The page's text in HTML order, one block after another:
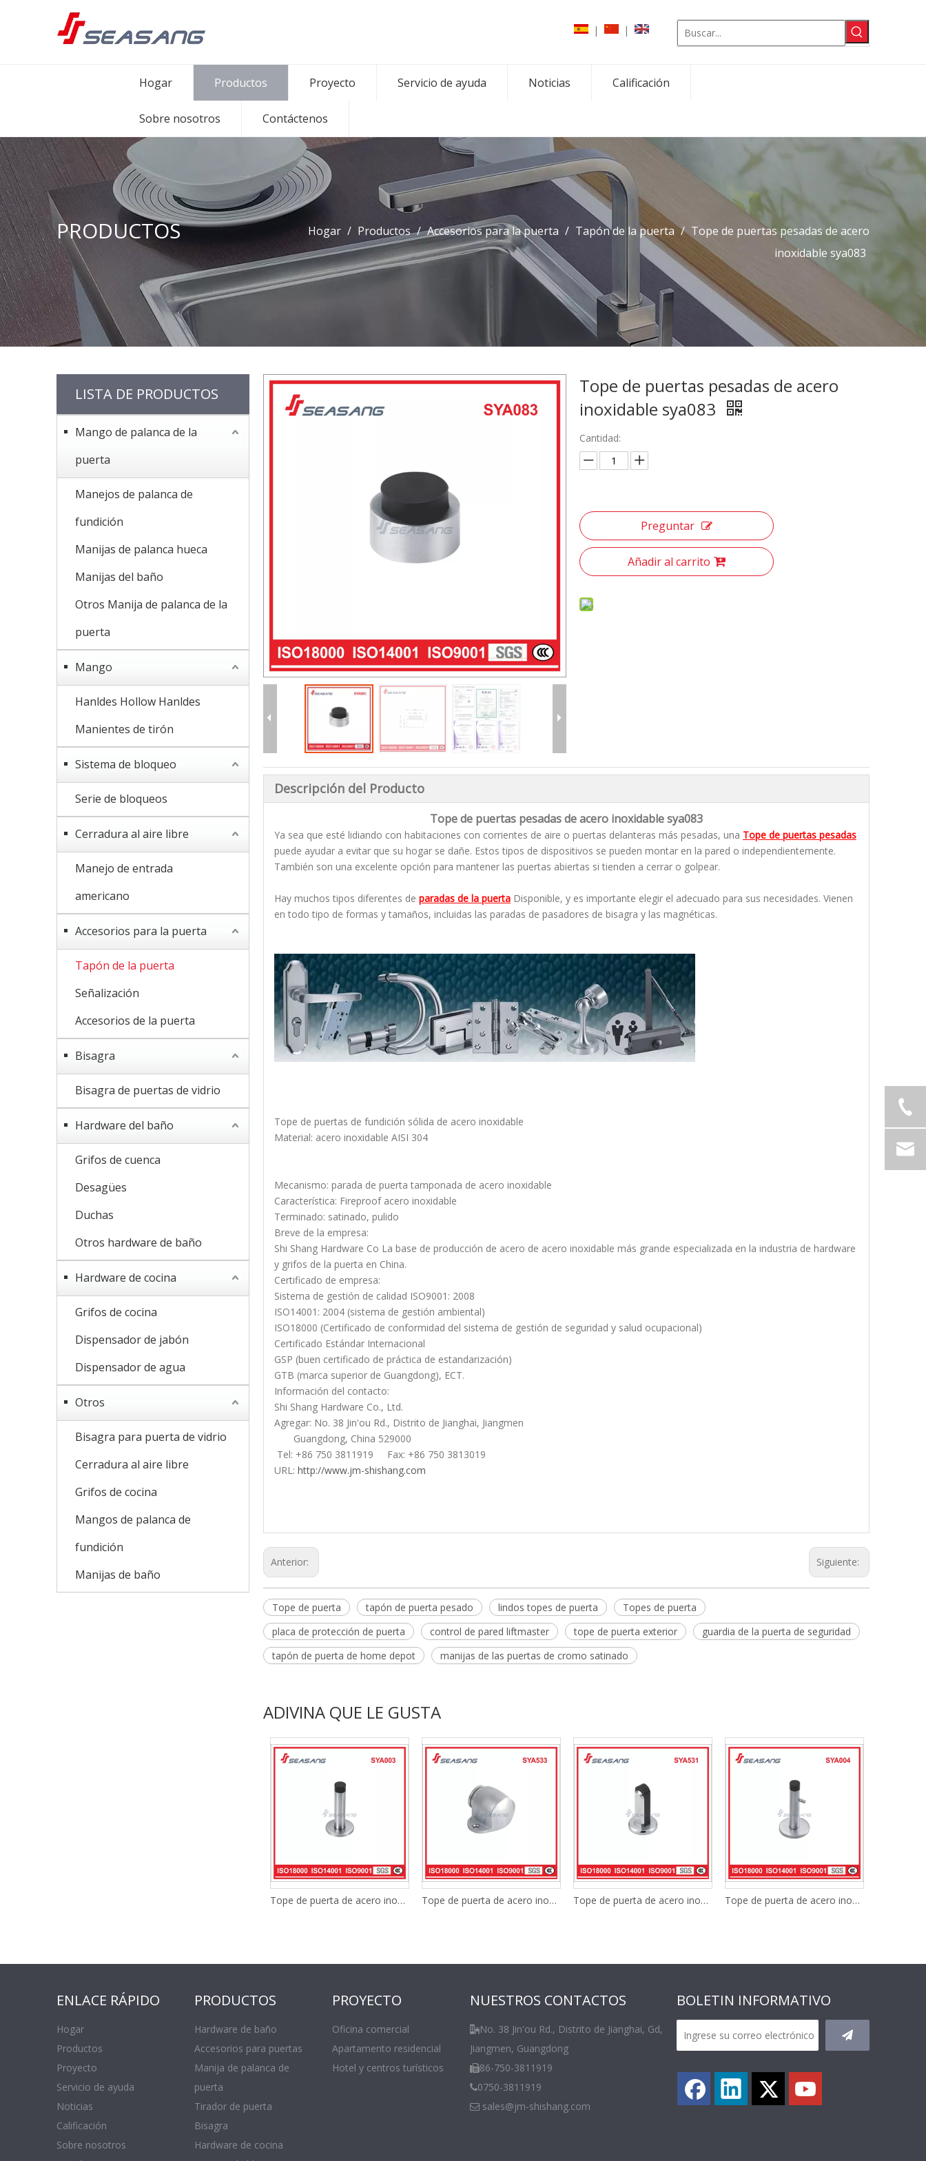
| |
Hogar Productos Proyecto Servicio de ayuda Noticias Calificación
Sobre nosotros Contáctenos
PRODUCTOS Hogar / Productos / Accesorios para la puerta / Tapón de la puerta / Tope de puertas pesadas de acero
inoxidable sya083
LISTA DE PRODUCTOS
Mango de palanca de la
puerta
Manejos de palanca de
fundición
Manijas de palanca hueca
Manijas del baño
Otros Manija de palanca de la
puerta
Mango
Hanldes Hollow Hanldes
Manientes de tirón
Sistema de bloqueo
Serie de bloqueos
Cerradura al aire libre
Manejo de entrada
americano
Accesorios para la puerta
Tapón de la puerta
Señalización
Accesorios de la puerta
Bisagra
Bisagra de puertas de vidrio
Hardware del baño
Grifos de cuenca
Desagües
Duchas
Otros hardware de baño
Hardware de cocina
Grifos de cocina
Dispensador de jabón
Dispensador de agua
Otros
Bisagra para puerta de vidrio
Cerradura al aire libre
Grifos de cocina
Mangos de palanca de
fundición
Manijas de baño
Tope de puertas pesadas de acero
inoxidable sya083
Cantidad:
Preguntar
Añadir al carrito
Descripción del Producto
Tope de puertas pesadas de acero inoxidable sya083
Ya sea que esté lidiando con habitaciones con corrientes de aire o puertas delanteras más pesadas, una Tope de puertas pesadas
puede ayudar a evitar que su hogar se dañe. Estos tipos de dispositivos se pueden montar en la pared o independientemente.
También son una excelente opción para mantener las puertas abiertas si tienden a cerrar o golpear.
Hay muchos tipos diferentes de paradas de la puerta Disponible, y es importante elegir el adecuado para sus necesidades. Vienen
en todo tipo de formas y tamaños, incluidas las paradas de pasadores de bisagra y las magnéticas.
Tope de puertas de fundición sólida de acero inoxidable
Material: acero inoxidable AISI 304
Mecanismo: parada de puerta tamponada de acero inoxidable
Característica: Fireproof acero inoxidable
Terminado: satinado, pulido
Breve de la empresa:
Shi Shang Hardware Co La base de producción de acero de acero inoxidable más grande especializada en la industria de hardware
y grifos de la puerta en China.
Certificado de empresa:
Sistema de gestión de calidad ISO9001: 2008
ISO14001: 2004 (sistema de gestión ambiental)
ISO18000 (Certificado de conformidad del sistema de gestión de seguridad y salud ocupacional)
Certificado Estándar Internacional
GSP (buen certificado de práctica de estandarización)
GTB (marca superior de Guangdong), ECT.
Información del contacto:
Shi Shang Hardware Co., Ltd.
Agregar: No. 38 Jin'ou Rd., Distrito de Jianghai, Jiangmen
Guangdong, China 529000
Tel: +86 750 3811919 Fax: +86 750 3813019
URL: http://www.jm-shishang.com
Anterior: Siguiente:
Tope de puerta tapón de puerta pesado lindos topes de puerta
Topes de puerta
placa de protección de puerta
control de pared liftmaster tope de puerta exterior
guardia de la puerta de seguridad
tapón de puerta de home depot
manijas de las puertas de cromo satinado
ADIVINA QUE LE GUSTA
Tope de puerta de acero inoxidable de alta calidad SYA003 Tope de puerta de acero inoxidable Sya533 Tope de puerta de acero inoxidable Sya531 Tope de puerta de acero inoxidable de alta calidad Sya004
ENLACE RÁPIDO
Hogar
Productos
Proyecto
Servicio de ayuda
Noticias
Calificación
Sobre nosotros
PRODUCTOS
Hardware de baño
Accesorios para puertas
Manija de palanca de
puerta
Tirador de puerta
Bisagra
Hardware de cocina
PROYECTO
Oficina comercial
Apartamento residencial
Hotel y centros turísticos
NUESTROS CONTACTOS
No. 38 Jin'ou Rd., Distrito de Jianghai, Gd,
Jiangmen, Guangdong
86-750-3811919
0750-3811919
 sales@jm-shishang.com
BOLETIN INFORMATIVO